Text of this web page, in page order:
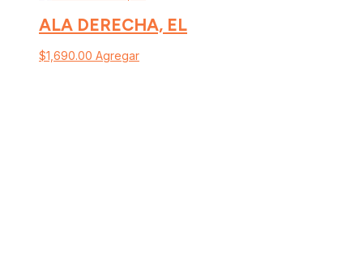
ALA DERECHA, EL
$1,690.00 Agregar